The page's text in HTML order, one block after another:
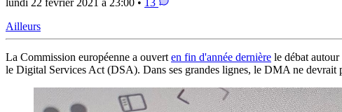
lundi 22 février 2021 à 23:00 • 13
Ailleurs
La Commission européenne a ouvert en fin d'année dernière le débat
le Digital Services Act (DSA). Dans ses grandes lignes, le DMA ne devrait